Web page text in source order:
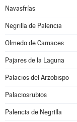
Navasfrías
Negrilla de Palencia
Olmedo de Camaces
Pajares de la Laguna
Palacios del Arzobispo
Palaciosrubios
Palencia de Negrilla